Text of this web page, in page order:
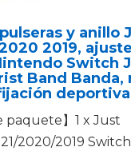
y anillo
2019,
Switch
Band Banda,
paquete】1 x Just
2020/2019